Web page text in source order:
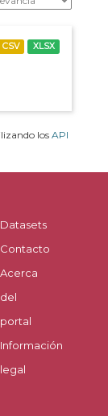
CSV XLSX
los API
Datasets
Contacto
Acerca
del
portal
Información
legal